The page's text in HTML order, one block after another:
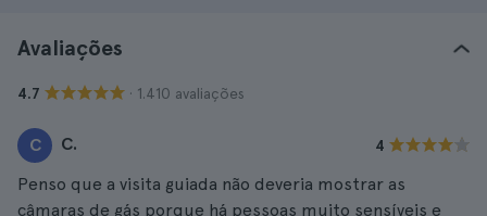
Avaliações
4.7 · 1.410 avaliações
C C. 4
Penso que a visita guiada não deveria mostrar as
câmaras de gás porque há pessoas muito sensíveis e